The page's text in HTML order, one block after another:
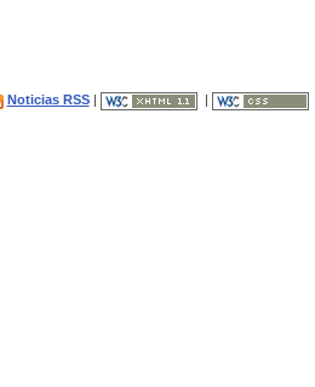
Noticias RSS|